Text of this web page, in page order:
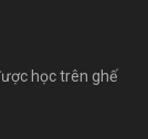
học trên ghế